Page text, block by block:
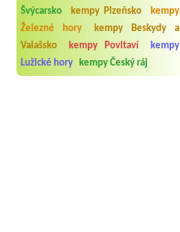
Švýcarsko
kempy Plzeňsko
kempy
Železné hory
kempy Beskydy a
Valašsko
kempy Povltaví
kempy
Lužické hory
kempy Český ráj